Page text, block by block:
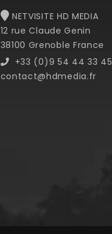
NETVISITE HD MEDIA
12 rue Claude Genin
38100 Grenoble France
+33 (0)9 54 44 33 45
contact@hdmedia.fr